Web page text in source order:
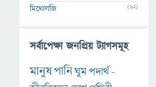
মিথোলজি (62)
সর্বাপেক্ষা জনপ্রিয় ট্যাগসমূহ
মানুষপানিঘুমপদার্থ-